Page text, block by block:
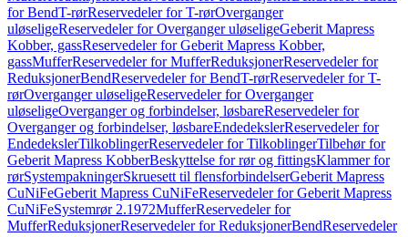
for BendT-rørReservedeler for T-rørOverganger
uløseligeReservedeler for Overganger uløseligeGeberit Mapress
Kobber, gassReservedeler for Geberit Mapress Kobber,
gassMufferReservedeler for MufferReduksjonerReservedeler for
ReduksjonerBendReservedeler for BendT-rørReservedeler for T-
rørOverganger uløseligeReservedeler for Overganger
uløseligeOverganger og forbindelser, løsbareReservedeler for
Overganger og forbindelser, løsbareEndedekslerReservedeler for
EndedekslerTilkoblingerReservedeler for TilkoblingerTilbehør for
Geberit Mapress KobberBeskyttelse for rør og fittingsKlammer for
rørSystempakningerSkruesett til flensforbindelserGeberit Mapress
CuNiFeGeberit Mapress CuNiFeReservedeler for Geberit Mapress
CuNiFeSystemrør 2.1972MufferReservedeler for
MufferReduksjonerReservedeler for ReduksjonerBendReservedeler